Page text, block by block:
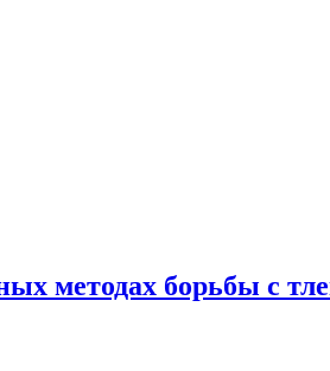
методах борьбы с